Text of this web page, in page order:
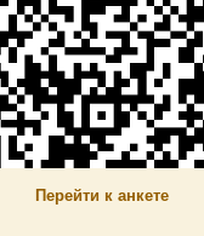
Перейти к анкете